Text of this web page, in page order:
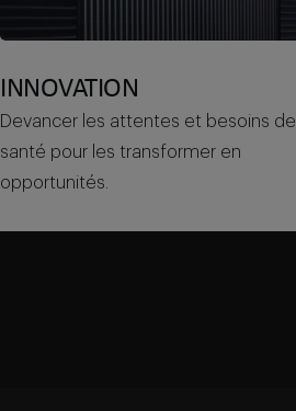
INNOVATION
Devancer les attentes et besoins de
santé pour les transformer en
opportunités.